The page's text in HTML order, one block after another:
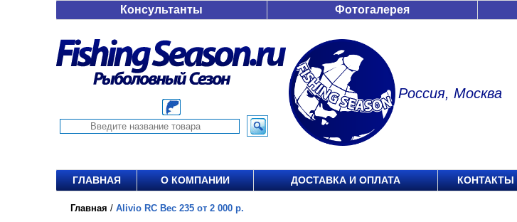
Консультанты Фотогалерея
Россия, Москва
ГЛАВНАЯ О КОМПАНИИ ДОСТАВКА И ОПЛАТА КОНТАКТЫ
Главная / Alivio RC Вес 235 от 2 000 р.